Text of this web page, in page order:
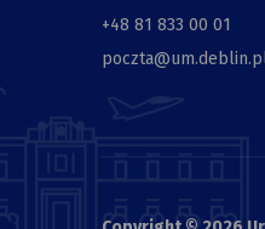
+48 81 833 00 01